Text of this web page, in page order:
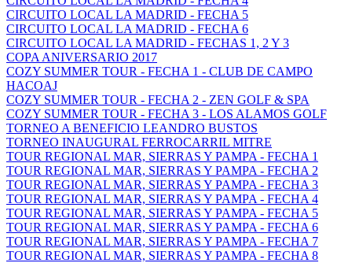
CIRCUITO LOCAL LA MADRID - FECHA 5
CIRCUITO LOCAL LA MADRID - FECHA 6
CIRCUITO LOCAL LA MADRID - FECHAS 1, 2 Y 3
COPA ANIVERSARIO 2017
COZY SUMMER TOUR - FECHA 1 - CLUB DE CAMPO
HACOAJ
COZY SUMMER TOUR - FECHA 2 - ZEN GOLF & SPA
COZY SUMMER TOUR - FECHA 3 - LOS ALAMOS GOLF
TORNEO A BENEFICIO LEANDRO BUSTOS
TORNEO INAUGURAL FERROCARRIL MITRE
TOUR REGIONAL MAR, SIERRAS Y PAMPA - FECHA 1
TOUR REGIONAL MAR, SIERRAS Y PAMPA - FECHA 2
TOUR REGIONAL MAR, SIERRAS Y PAMPA - FECHA 3
TOUR REGIONAL MAR, SIERRAS Y PAMPA - FECHA 4
TOUR REGIONAL MAR, SIERRAS Y PAMPA - FECHA 5
TOUR REGIONAL MAR, SIERRAS Y PAMPA - FECHA 6
TOUR REGIONAL MAR, SIERRAS Y PAMPA - FECHA 7
TOUR REGIONAL MAR, SIERRAS Y PAMPA - FECHA 8